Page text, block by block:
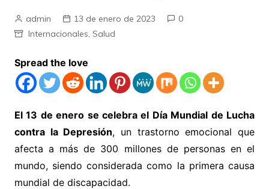
admin 13 de enero de 2023
0
Internacionales, Salud
Spread the love
El 13 de enero se celebra el Día Mundial de Lucha
contra la Depresión, un trastorno emocional que
afecta a más de 300 millones de personas en el
mundo, siendo considerada como la primera causa
mundial de discapacidad.